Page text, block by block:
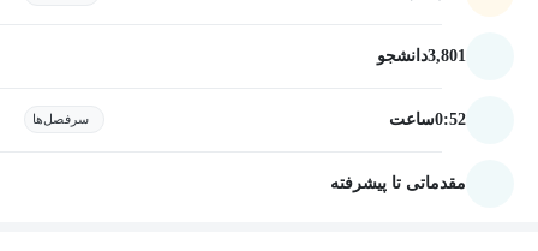
3,801دانشجو
0:52ساعت سرفصل‌ها
مقدماتی تا پیشرفته